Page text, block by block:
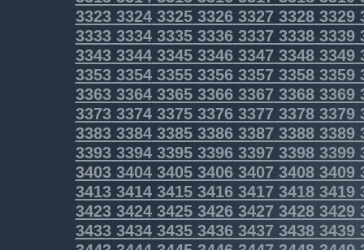
3323332433253326332733283329
3333333433353336333733383339
3343334433453346334733483349
3353335433553356335733583359
3363336433653366336733683369
3373337433753376337733783379
3383338433853386338733883389
3393339433953396339733983399
3403340434053406340734083409
3413341434153416341734183419
3423342434253426342734283429
3433343434353436343734383439